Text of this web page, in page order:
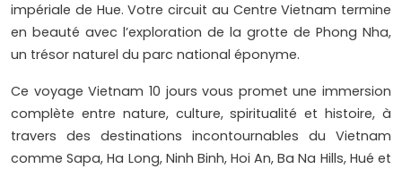
impériale de Hue. Votre circuit au Centre Vietnam termine
en beauté avec l’exploration de la grotte de Phong Nha,
un trésor naturel du parc national éponyme.
Ce voyage Vietnam 10 jours vous promet une immersion
complète entre nature, culture, spiritualité et histoire, à
travers des destinations incontournables du Vietnam
comme Sapa, Ha Long, Ninh Binh, Hoi An, Ba Na Hills, Hué et